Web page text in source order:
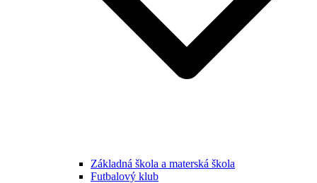
Základná škola a materská škola
Futbalový klub